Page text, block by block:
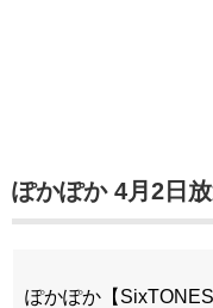
ぽかぽか 4月2日
ぽかぽか【